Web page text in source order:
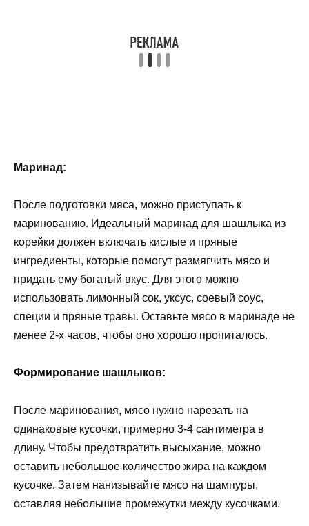
Маринад:
После подготовки мяса, можно приступать к
маринованию. Идеальный маринад для шашлыка из
корейки должен включать кислые и пряные
ингредиенты, которые помогут размягчить мясо и
придать ему богатый вкус. Для этого можно
использовать лимонный сок, уксус, соевый соус,
специи и пряные травы. Оставьте мясо в маринаде не
менее 2-х часов, чтобы оно хорошо пропиталось.
Формирование шашлыков:
После маринования, мясо нужно нарезать на
одинаковые кусочки, примерно 3-4 сантиметра в
длину. Чтобы предотвратить высыхание, можно
оставить небольшое количество жира на каждом
кусочке. Затем нанизывайте мясо на шампуры,
оставляя небольшие промежутки между кусочками.